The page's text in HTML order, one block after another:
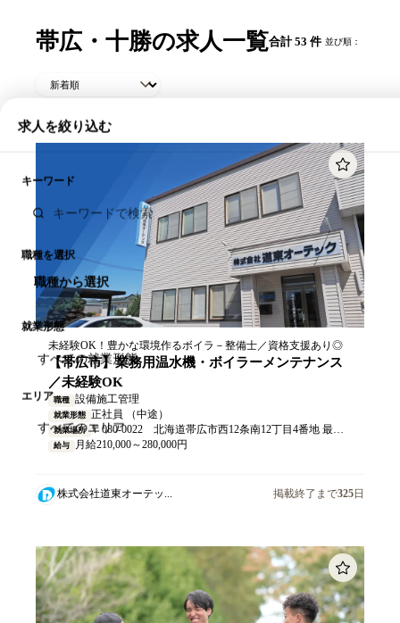
求人を絞り込む
キーワード
職種を選択
職種から選択
就業形態
エリア
帯広・十勝の求人一覧合計 53 件 並び順：
未経験OK！豊かな環境作るボイラ－整備士／資格支援あり◎
【帯広市】業務用温水機・ボイラーメンテナンス
／未経験OK
職種 設備施工管理
就業形態 正社員 （中途）
就業場所
給与 月給210,000～280,000円
株式会社道東オーテッ... 掲載終了まで325日